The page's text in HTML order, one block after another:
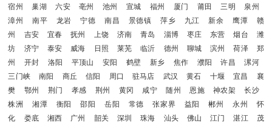
宿州
巢湖 六安 亳州 池州 宣城 福州 厦门 莆田 三明
泉州
漳州
南平 龙岩 宁德 南昌 景德镇 萍乡 九江 新余 鹰潭
赣
州
吉安 宜春 抚州 上饶 济南 青岛 淄博 枣庄 东营 烟台
潍
坊
济宁 泰安 威海 日照 莱芜 临沂 德州 聊城 滨州 荷泽
郑
州
开封 洛阳 平顶山 安阳 鹤壁 新乡 焦作 濮阳 许昌
漯河
三门峡
南阳 商丘 信阳 周口 驻马店 武汉 黄石 十堰 宜昌
襄
樊
鄂州 荆门 孝感 荆州 黄冈 咸宁 随州 恩施 神农架
长沙
株洲
湘潭 衡阳 邵阳 岳阳 常德 张家界 益阳 郴州 永州
怀
化
娄底 湘西 广州 韶关 深圳 珠海 汕头 佛山 江门 湛江
茂